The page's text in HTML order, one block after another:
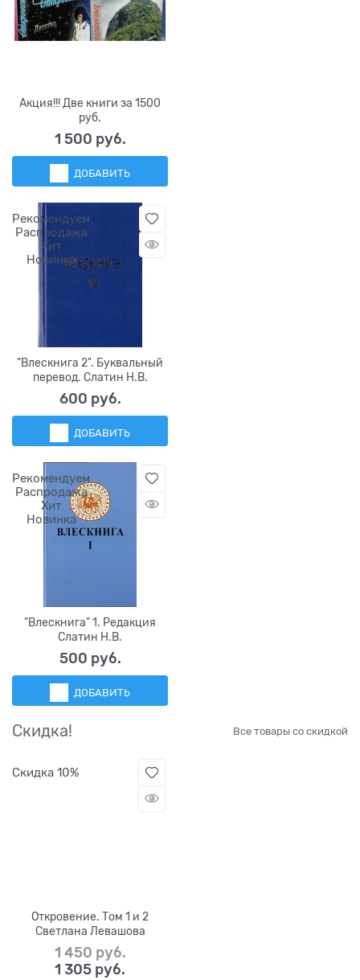
Акция!!! Две книги за 1500
руб.
1 500 руб.
ДОБАВИТЬ
Рекомендуем
Распродажа
Хит
Новинка
"Влескнига 2". Буквальный
перевод. Слатин Н.В.
600 руб.
ДОБАВИТЬ
Рекомендуем
Распродажа
Хит
Новинка
"Влескнига" 1. Редакция
Слатин Н.В.
500 руб.
ДОБАВИТЬ
Скидка! Все товары со скидкой
Скидка 10%
Откровение. Том 1 и 2
Светлана Левашова
1 450 руб.
1 305 руб.